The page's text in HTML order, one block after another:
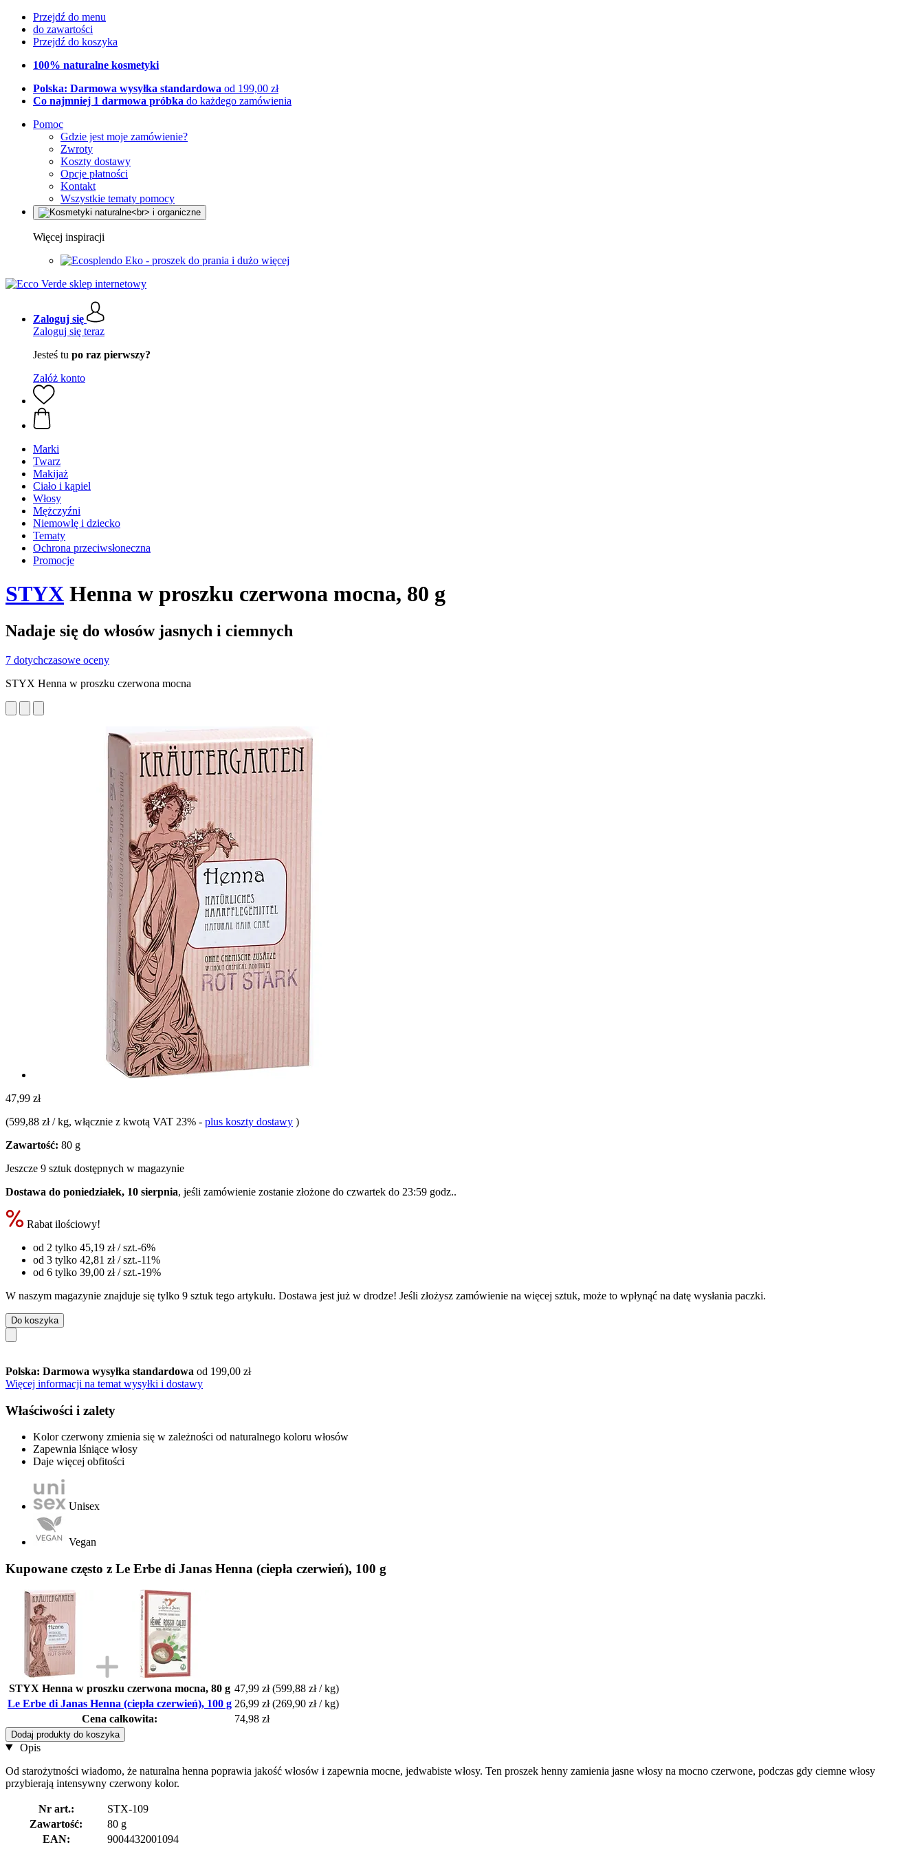
Przejdź do menu
do zawartości
Przejdź do koszyka
100% naturalne kosmetyki
Polska: Darmowa wysyłka standardowa od 199,00 zł
Co najmniej 1 darmowa próbka do każdego zamówienia
Pomoc
Gdzie jest moje zamówienie?
Zwroty
Koszty dostawy
Opcje płatności
Kontakt
Wszystkie tematy pomocy
Więcej inspiracji
Eko - proszek do prania i dużo więcej
Zaloguj się
Zaloguj się teraz
Jesteś tu po raz pierwszy?
Załóż konto
Marki
Twarz
Makijaż
Ciało i kąpiel
Włosy
Mężczyźni
Niemowlę i dziecko
Tematy
Ochrona przeciwsłoneczna
Promocje
STYX Henna w proszku czerwona mocna, 80 g
Nadaje się do włosów jasnych i ciemnych
7 dotychczasowe oceny
STYX Henna w proszku czerwona mocna
47,99 zł
(599,88 zł / kg, włącznie z kwotą VAT 23% - plus koszty dostawy )
Zawartość: 80 g
Jeszcze 9 sztuk dostępnych w magazynie
Dostawa do poniedziałek, 10 sierpnia, jeśli zamówienie zostanie złożone do czwartek do 23:59 godz..
Rabat ilościowy!
od 2 tylko 45,19 zł/ szt.-6%
od 3 tylko 42,81 zł/ szt.-11%
od 6 tylko 39,00 zł/ szt.-19%
W naszym magazynie znajduje się tylko 9 sztuk tego artykułu. Dostawa jest już w drodze! Jeśli złożysz zamówienie na więcej sztuk, może to wpłynąć na datę wysłania paczki.
Do koszyka
Polska: Darmowa wysyłka standardowa od 199,00 zł
Więcej informacji na temat wysyłki i dostawy
Właściwości i zalety
Kolor czerwony zmienia się w zależności od naturalnego koloru włosów
Zapewnia lśniące włosy
Daje więcej obfitości
Unisex
Vegan
Kupowane często z Le Erbe di Janas Henna (ciepła czerwień), 100 g
STYX Henna w proszku czerwona mocna, 80 g 47,99 zł (599,88 zł / kg)
Le Erbe di Janas Henna (ciepła czerwień), 100 g 26,99 zł (269,90 zł / kg)
Cena całkowita:
74,98 zł
Dodaj produkty do koszyka
Opis
Od starożytności wiadomo, że naturalna henna poprawia jakość włosów i zapewnia mocne, jedwabiste włosy. Ten proszek henny zamienia jasne włosy na mocno czerwone, podczas gdy ciemne włosy
przybierają intensywny czerwony kolor.
Nr art.:
STX-109
Zawartość:
80 g
EAN:
9004432001094